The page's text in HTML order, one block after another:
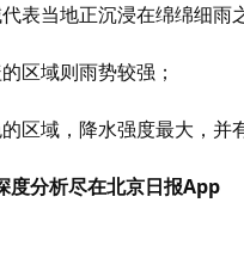
表当地正沉浸在绵绵细雨
区域则雨势较强；
区域，降水强度最大，并
度分析尽在北京日报App